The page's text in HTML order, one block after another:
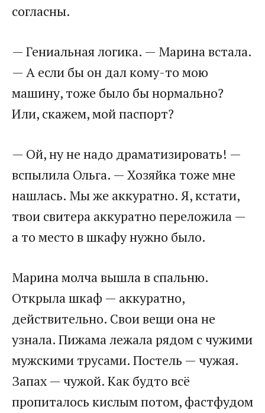
согласны.
— Гениальная логика. — Марина встала.
— А если бы он дал кому-то мою
машину, тоже было бы нормально?
Или, скажем, мой паспорт?
— Ой, ну не надо драматизировать! —
вспылила Ольга. — Хозяйка тоже мне
нашлась. Мы же аккуратно. Я, кстати,
твои свитера аккуратно переложила —
а то место в шкафу нужно было.
Марина молча вышла в спальню.
Открыла шкаф — аккуратно,
действительно. Свои вещи она не
узнала. Пижама лежала рядом с чужими
мужскими трусами. Постель — чужая.
Запах — чужой. Как будто всё
пропиталось кислым потом, фастфудом